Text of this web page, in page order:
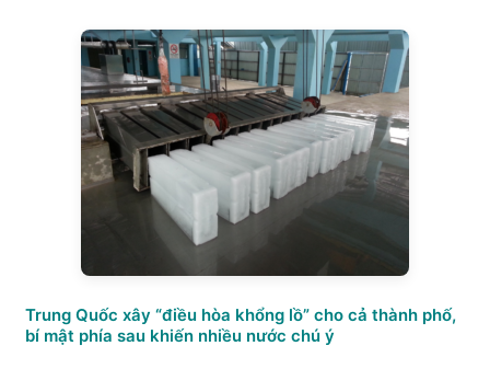
Trung Quốc xây “điều hòa khổng lồ” cho cả thành phố,
bí mật phía sau khiến nhiều nước chú ý